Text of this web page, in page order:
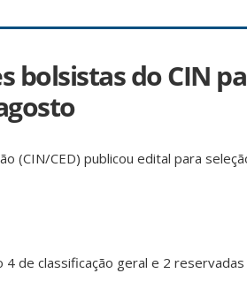
bolsistas do CIN
(CIN/CED) publicou edital para
de classificação geral e 2